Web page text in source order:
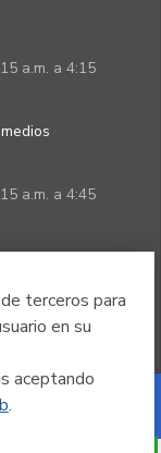
terceros para
en su
aceptando
.
a.m. a 4:15
a.m. a 4:45